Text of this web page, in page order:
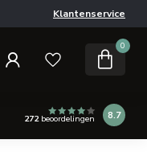
Klantenservice
0
272beoordelingen 8.7